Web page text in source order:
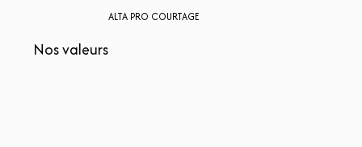
ALTA PRO COURTAGE
Nos valeurs